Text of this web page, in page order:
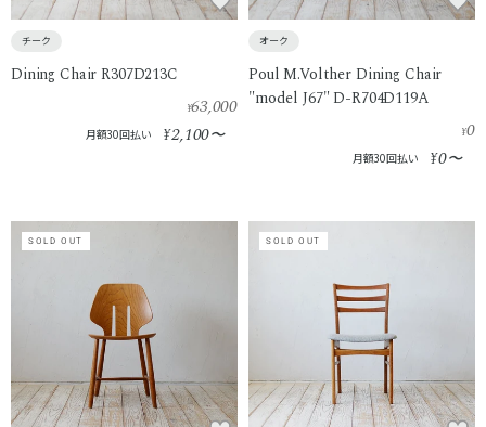
チーク
Dining Chair R307D213C
¥63,000
月額30回払い ¥2,100〜
オーク
Poul M.Volther Dining Chair
"model J67" D-R704D119A
¥0
月額30回払い ¥0〜
SOLD OUT SOLD OUT